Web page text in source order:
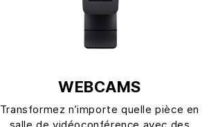
WEBCAMS
Transformez n’importe quelle pièce en